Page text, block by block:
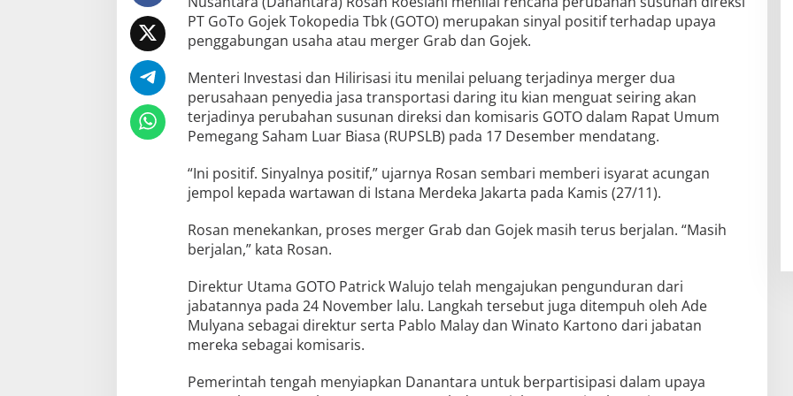
PT GoTo Gojek Tokopedia Tbk (GOTO) merupakan sinyal positif terhadap upaya
penggabungan usaha atau merger Grab dan Gojek.
Menteri Investasi dan Hilirisasi itu menilai peluang terjadinya merger dua
perusahaan penyedia jasa transportasi daring itu kian menguat seiring akan
terjadinya perubahan susunan direksi dan komisaris GOTO dalam Rapat Umum
Pemegang Saham Luar Biasa (RUPSLB) pada 17 Desember mendatang.
“Ini positif. Sinyalnya positif,” ujarnya Rosan sembari memberi isyarat acungan
jempol kepada wartawan di Istana Merdeka Jakarta pada Kamis (27/11).
Rosan menekankan, proses merger Grab dan Gojek masih terus berjalan. “Masih
berjalan,” kata Rosan.
Direktur Utama GOTO Patrick Walujo telah mengajukan pengunduran dari
jabatannya pada 24 November lalu. Langkah tersebut juga ditempuh oleh Ade
Mulyana sebagai direktur serta Pablo Malay dan Winato Kartono dari jabatan
mereka sebagai komisaris.
Pemerintah tengah menyiapkan Danantara untuk berpartisipasi dalam upaya